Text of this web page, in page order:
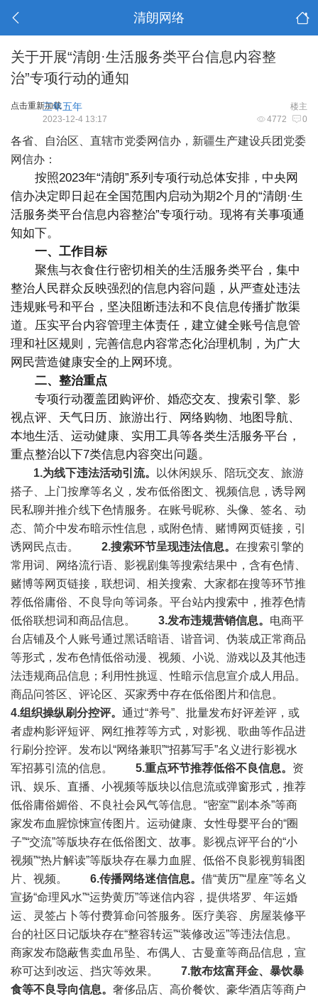
清朗网络
关于开展“清朗·生活服务类平台信息内容整
治”专项行动的通知
点击重新加载 楼主
三年五年
4772 0
2023-12-4 13:17
各省、自治区、直辖市党委网信办，新疆生产建设兵团党委
网信办：
按照2023年“清朗”系列专项行动总体安排，中央网
信办决定即日起在全国范围内启动为期2个月的“清朗·生
活服务类平台信息内容整治”专项行动。现将有关事项通
知如下。
一、工作目标
聚焦与衣食住行密切相关的生活服务类平台，集中
整治人民群众反映强烈的信息内容问题，从严查处违法
违规账号和平台，坚决阻断违法和不良信息传播扩散渠
道。压实平台内容管理主体责任，建立健全账号信息管
理和社区规则，完善信息内容常态化治理机制，为广大
网民营造健康安全的上网环境。
二、整治重点
专项行动覆盖团购评价、婚恋交友、搜索引擎、影
视点评、天气日历、旅游出行、网络购物、地图导航、
本地生活、运动健康、实用工具等各类生活服务平台，
重点整治以下7类信息内容突出问题。
1.为线下违法活动引流。
以休闲娱乐、陪玩交友、旅游
搭子、上门按摩等名义，发布低俗图文、视频信息，诱导网
民私聊并推介线下色情服务。在账号昵称、头像、签名、动
态、简介中发布暗示性信息，或附色情、赌博网页链接，引
诱网民点击。
2.搜索环节呈现违法信息。 在搜索引擎的
常用词、网络流行语、影视剧集等搜索结果中，含有色情、
赌博等网页链接，联想词、相关搜索、大家都在搜等环节推
荐低俗庸俗、不良导向等词条。平台站内搜索中，推荐色情
低俗联想词和商品信息。
3.发布违规营销信息。 电商平
台店铺及个人账号通过黑话暗语、谐音词、伪装成正常商品
等形式，发布色情低俗动漫、视频、小说、游戏以及其他违
法违规商品信息；利用性挑逗、性暗示信息宣介成人用品。
商品问答区、评论区、买家秀中存在低俗图片和信息。
4.组织操纵刷分控评。 通过“养号”、批量发布好评差评，或
者虚构影评短评、网红推荐等方式，对影视、歌曲等作品进
行刷分控评。发布以“网络兼职”“招募写手”名义进行影视水
军招募引流的信息。
5.重点环节推荐低俗不良信息。 资
讯、娱乐、直播、小视频等版块以信息流或弹窗形式，推荐
低俗庸俗媚俗、不良社会风气等信息。“密室”“剧本杀”等商
家发布血腥惊悚宣传图片。运动健康、女性母婴平台的“圈
子”“交流”等版块存在低俗图文、故事。影视点评平台的“小
视频”“热片解读”等版块存在暴力血腥、低俗不良影视剪辑图
片、视频。
6.传播网络迷信信息。 借“黄历”“星座”等名义
宣扬“命理风水”“运势黄历”等迷信内容，提供塔罗、年运婚
运、灵签占卜等付费算命问答服务。医疗美容、房屋装修平
台的社区日记版块存在“整容转运”“装修改运”等违法信息。
商家发布隐蔽售卖血吊坠、布偶人、古曼童等商品信息，宣
称可达到改运、挡灾等效果。
7.散布炫富拜金、暴饮暴
食等不良导向信息。 奢侈品店、高价餐饮、豪华酒店等商户